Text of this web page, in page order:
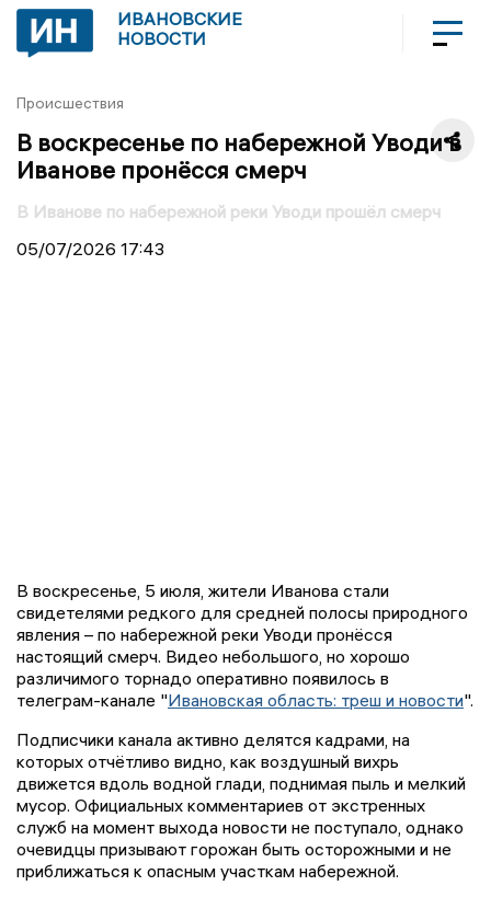
ИВАНОВСКИЕ
НОВОСТИ
Происшествия
В воскресенье по набережной Уводи в
Иванове пронёсся смерч
В Иванове по набережной реки Уводи прошёл смерч
05/07/2026 17:43
В воскресенье, 5 июля, жители Иванова стали
свидетелями редкого для средней полосы природного
явления – по набережной реки Уводи пронёсся
настоящий смерч. Видео небольшого, но хорошо
различимого торнадо оперативно появилось в
телеграм-канале "Ивановская область: треш и новости".
Подписчики канала активно делятся кадрами, на
которых отчётливо видно, как воздушный вихрь
движется вдоль водной глади, поднимая пыль и мелкий
мусор. Официальных комментариев от экстренных
служб на момент выхода новости не поступало, однако
очевидцы призывают горожан быть осторожными и не
приближаться к опасным участкам набережной.